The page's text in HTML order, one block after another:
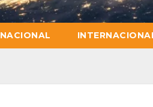
NACIONAL